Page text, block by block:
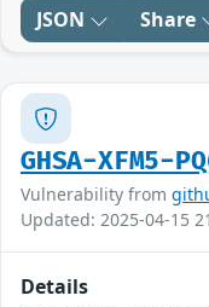
JSON Share
GHSA-XFM5-
Vulnerability from
Updated: 2025-04-15
Details